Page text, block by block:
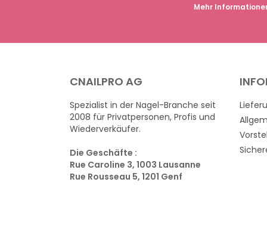
Mehr
CNAILPRO AG
Spezialist in der Nagel-Branche seit
2008 für Privatpersonen, Profis und
Wiederverkäufer.
Die Geschäfte :
Rue Caroline 3, 1003 Lausanne
Rue Rousseau 5, 1201 Genf